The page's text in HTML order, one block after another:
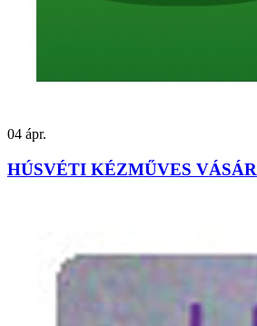
04 ápr.
HÚSVÉTI KÉZMŰVES VÁSÁR